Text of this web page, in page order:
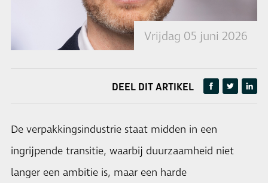
Vrijdag 05 juni 2026
DEEL DIT ARTIKEL
De verpakkingsindustrie staat midden in een
ingrijpende transitie, waarbij duurzaamheid niet
langer een ambitie is, maar een harde